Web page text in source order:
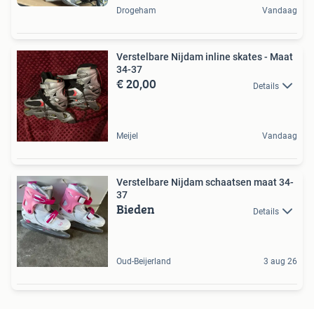
Drogeham Vandaag
Verstelbare Nijdam inline skates - Maat
34-37
€ 20,00 Details
Meijel Vandaag
Verstelbare Nijdam schaatsen maat 34-
37
Bieden Details
Oud-Beijerland 3 aug 26